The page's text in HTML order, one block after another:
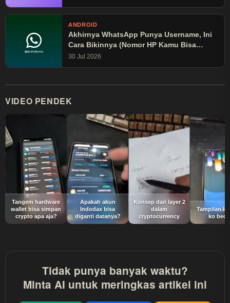
ANDROID
Akhirnya WhatsApp Punya Username, Ini
Cara Bikinnya (Nomor HP Kamu Bisa
Disembunyikan!)
30 Jul 2026
VIDEO PENDEK
Tangem hardware
wallet bisa simpan
crypto apa aja?
Apakah akun
Indodax bisa
diganti datanya?
Konsep dari layer 2
dalam
cryptocurrency
Tampilan
ko
Tidak punya banyak waktu?
Minta AI untuk meringkas artikel ini